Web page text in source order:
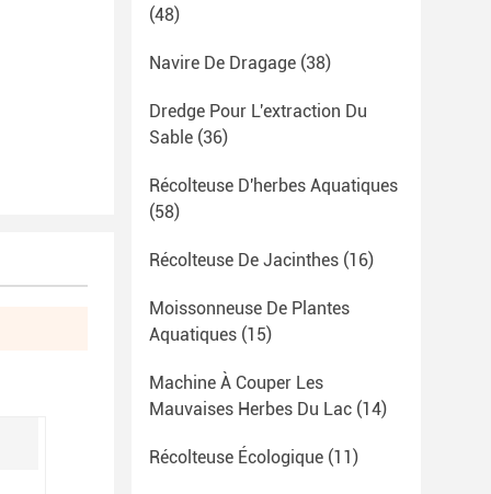
(48)
Navire De Dragage (38)
Dredge Pour L'extraction Du
Sable (36)
Récolteuse D'herbes Aquatiques
(58)
Récolteuse De Jacinthes (16)
Moissonneuse De Plantes
Aquatiques (15)
Machine À Couper Les
Mauvaises Herbes Du Lac (14)
Récolteuse Écologique (11)